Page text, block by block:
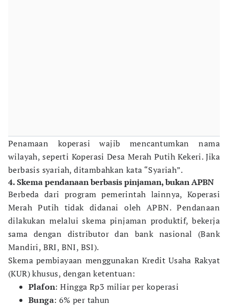
Penamaan koperasi wajib mencantumkan nama
wilayah, seperti Koperasi Desa Merah Putih Kekeri. Jika
berbasis syariah, ditambahkan kata “Syariah”.
4. Skema pendanaan berbasis pinjaman, bukan APBN
Berbeda dari program pemerintah lainnya, Koperasi
Merah Putih tidak didanai oleh APBN. Pendanaan
dilakukan melalui skema pinjaman produktif, bekerja
sama dengan distributor dan bank nasional (Bank
Mandiri, BRI, BNI, BSI).
Skema pembiayaan menggunakan Kredit Usaha Rakyat
(KUR) khusus, dengan ketentuan:
Plafon: Hingga Rp3 miliar per koperasi
Bunga: 6% per tahun